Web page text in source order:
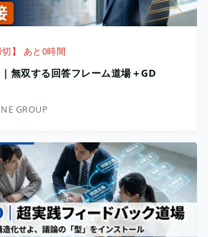
切】 あと0時間
無双する回答フレーム道場＋GD
GROUP